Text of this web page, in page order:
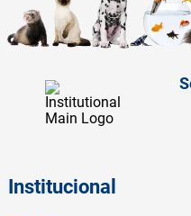
Institucional